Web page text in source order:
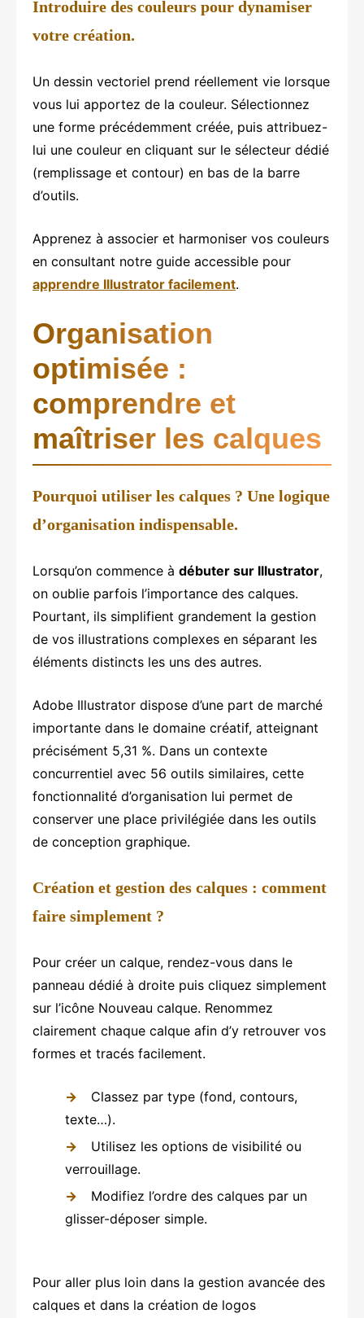
Introduire des couleurs pour dynamiser
votre création.
Un dessin vectoriel prend réellement vie lorsque
vous lui apportez de la couleur. Sélectionnez
une forme précédemment créée, puis attribuez-
lui une couleur en cliquant sur le sélecteur dédié
(remplissage et contour) en bas de la barre
d’outils.
Apprenez à associer et harmoniser vos couleurs
en consultant notre guide accessible pour
apprendre Illustrator facilement.
Organisation
optimisée :
comprendre et
maîtriser les calques
Pourquoi utiliser les calques ? Une logique
d’organisation indispensable.
Lorsqu’on commence à débuter sur Illustrator,
on oublie parfois l’importance des calques.
Pourtant, ils simplifient grandement la gestion
de vos illustrations complexes en séparant les
éléments distincts les uns des autres.
Adobe Illustrator dispose d’une part de marché
importante dans le domaine créatif, atteignant
précisément 5,31 %. Dans un contexte
concurrentiel avec 56 outils similaires, cette
fonctionnalité d’organisation lui permet de
conserver une place privilégiée dans les outils
de conception graphique.
Création et gestion des calques : comment
faire simplement ?
Pour créer un calque, rendez-vous dans le
panneau dédié à droite puis cliquez simplement
sur l’icône Nouveau calque. Renommez
clairement chaque calque afin d’y retrouver vos
formes et tracés facilement.
Classez par type (fond, contours,
texte…).
Utilisez les options de visibilité ou
verrouillage.
Modifiez l’ordre des calques par un
glisser-déposer simple.
Pour aller plus loin dans la gestion avancée des
calques et dans la création de logos